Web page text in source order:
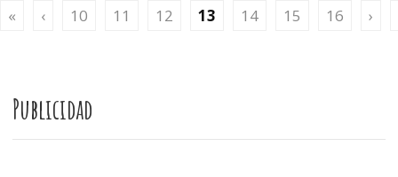
« ‹ 10 11 12 13 14 15 16 ›
Publicidad